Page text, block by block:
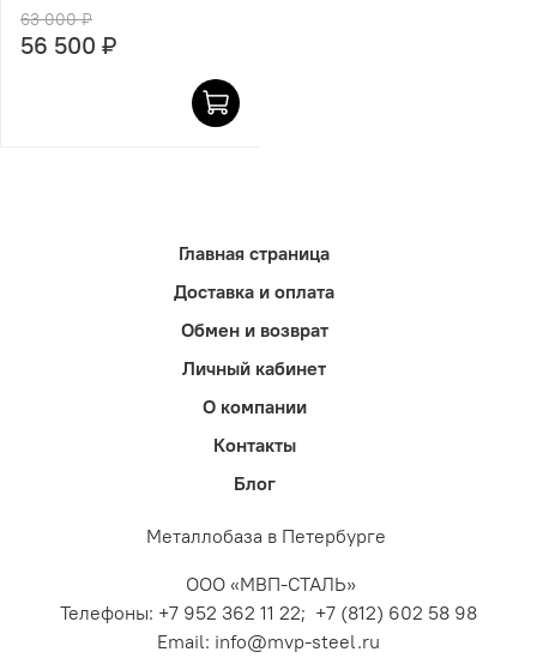
63 000 ₽
56 500 ₽
Главная страница
Доставка и оплата
Обмен и возврат
Личный кабинет
О компании
Контакты
Блог
Металлобаза в Петербурге
ООО «МВП-СТАЛЬ»
Телефоны: +7 952 362 11 22; +7 (812) 602 58 98
Email: info@mvp-steel.ru